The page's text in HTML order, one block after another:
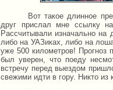
Вот такое длинное
друг прислал мне ссылку
Рассчитывали изначально на
либо на УАЗиках, либо на
уже 500 километров!
был уверен, что поеду
встречу перед выездом
свежими идти в гору. Никто